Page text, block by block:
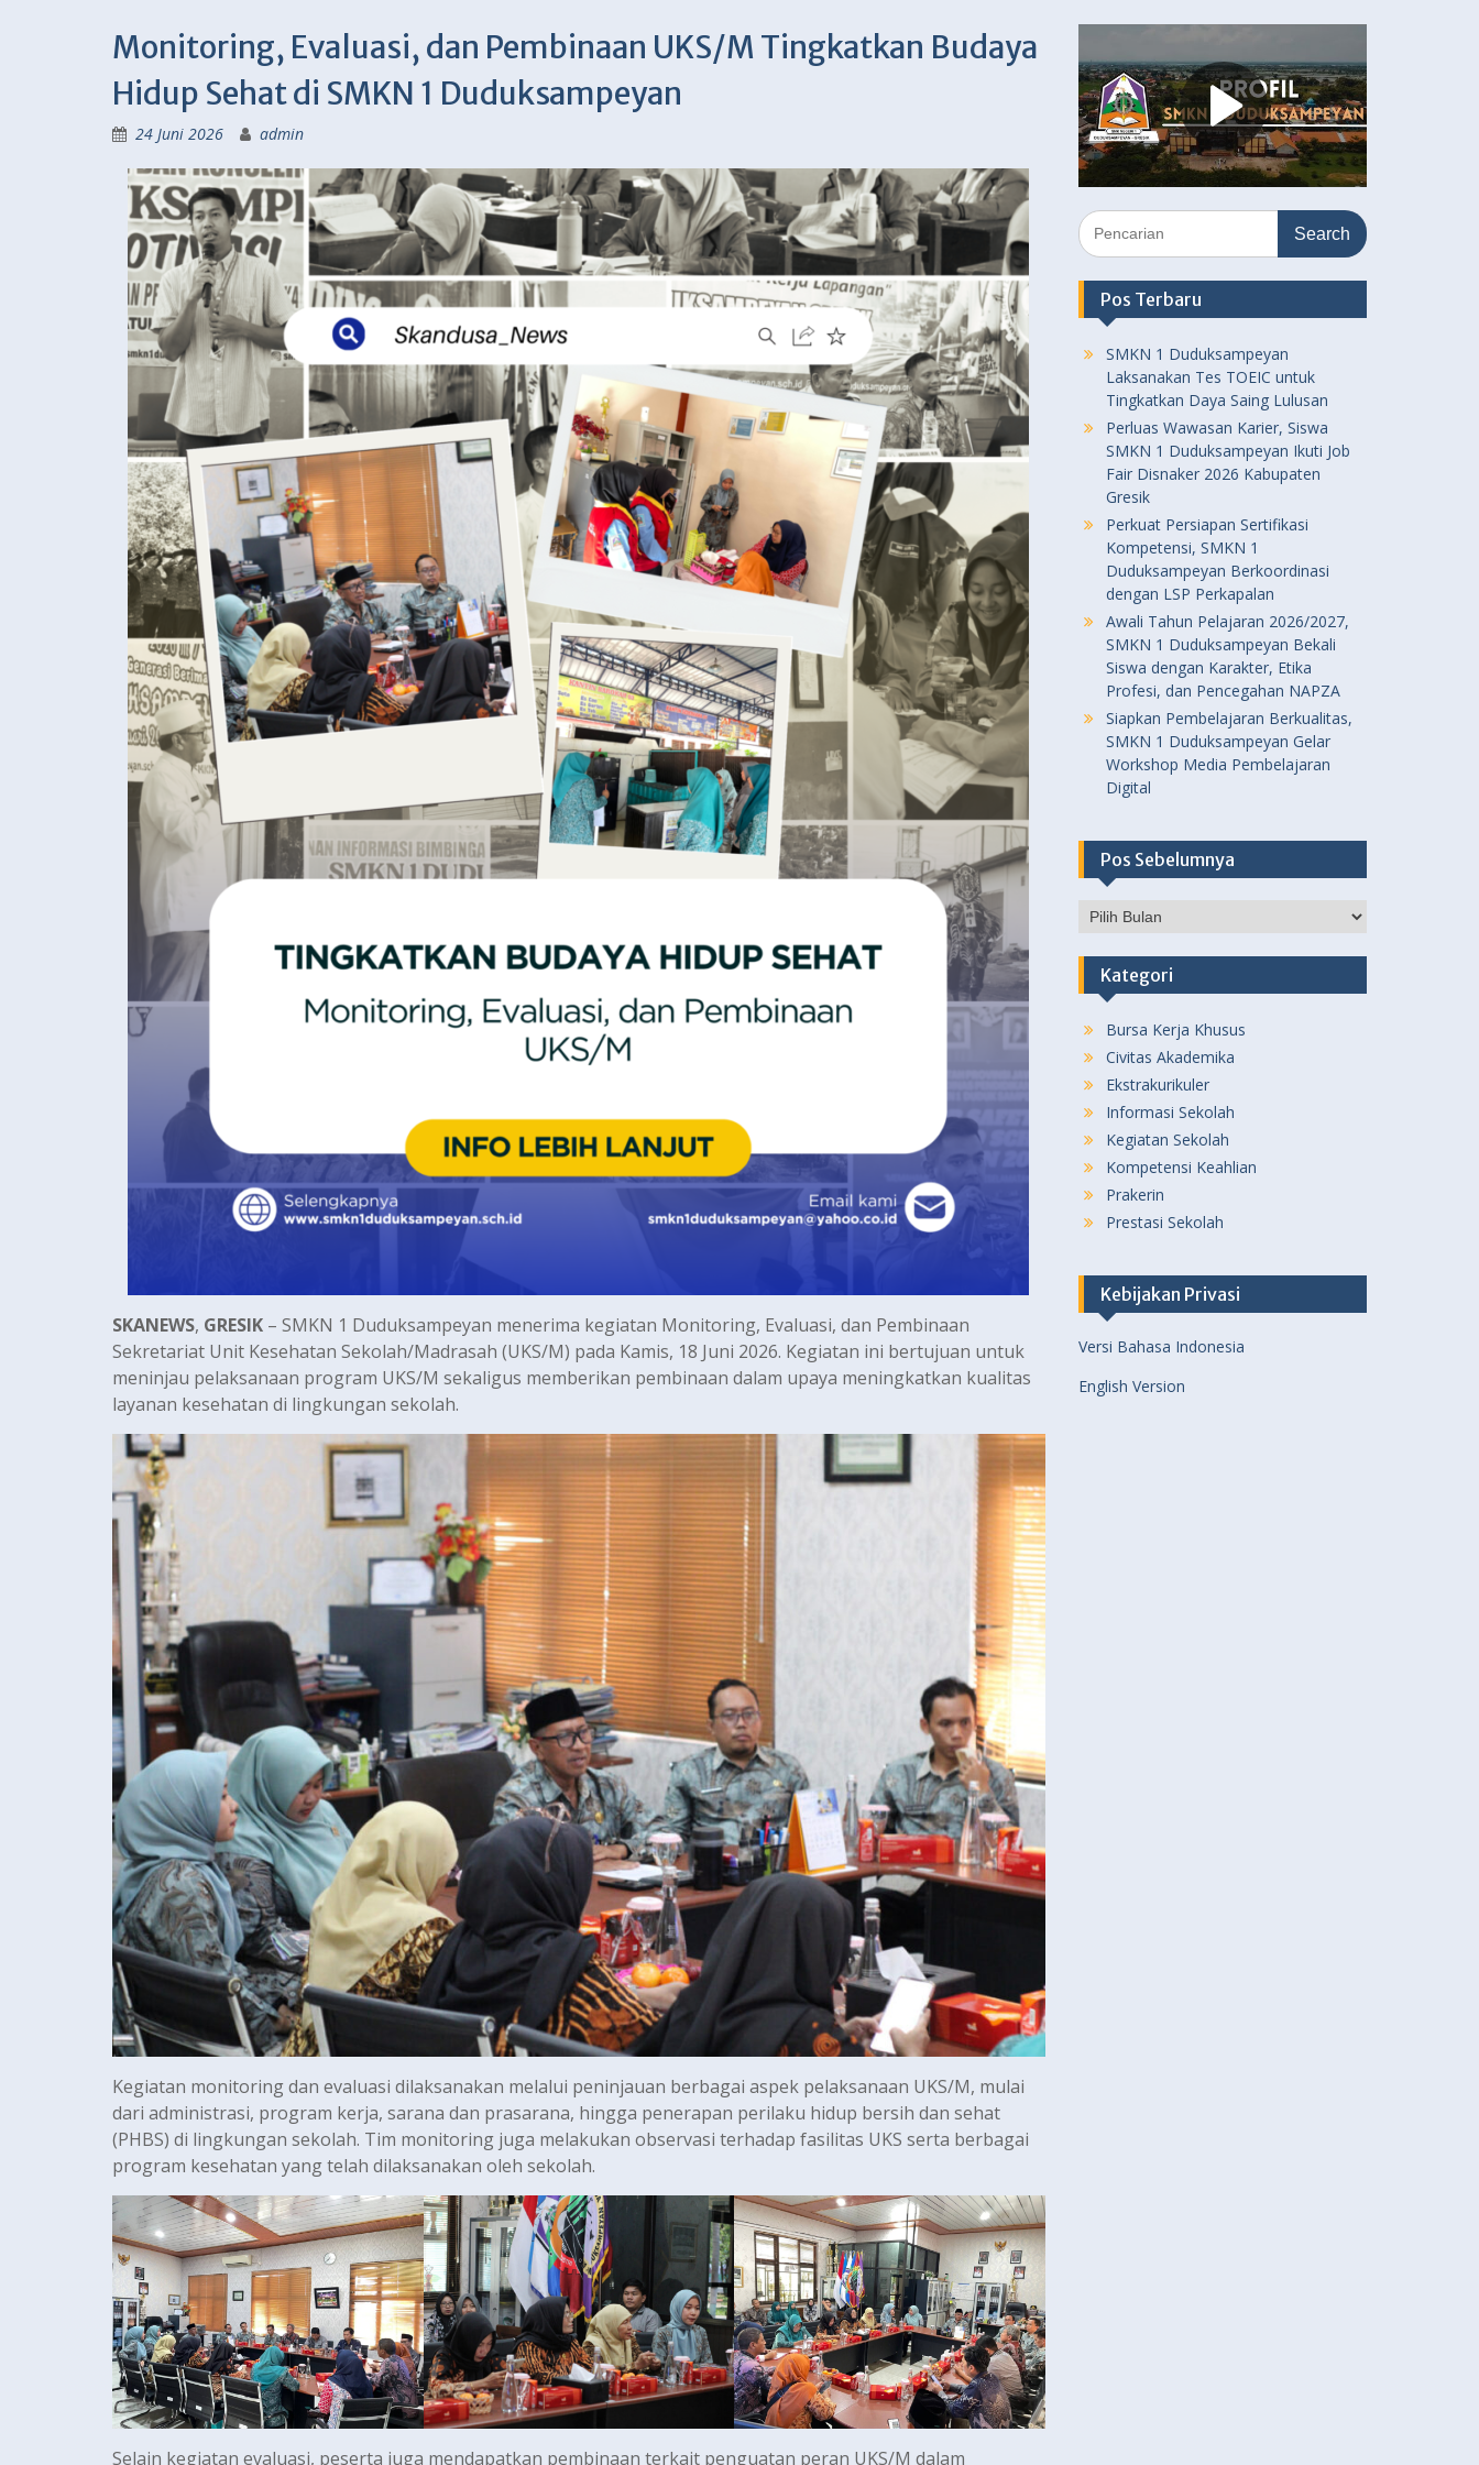
Monitoring, Evaluasi, dan Pembinaan UKS/M Tingkatkan Budaya
Hidup Sehat di SMKN 1 Duduksampeyan
24 Juni 2026 admin
SKANEWS, GRESIK – SMKN 1 Duduksampeyan menerima kegiatan Monitoring, Evaluasi, dan Pembinaan
Sekretariat Unit Kesehatan Sekolah/Madrasah (UKS/M) pada Kamis, 18 Juni 2026. Kegiatan ini bertujuan untuk
meninjau pelaksanaan program UKS/M sekaligus memberikan pembinaan dalam upaya meningkatkan kualitas
layanan kesehatan di lingkungan sekolah.
Kegiatan monitoring dan evaluasi dilaksanakan melalui peninjauan berbagai aspek pelaksanaan UKS/M, mulai
dari administrasi, program kerja, sarana dan prasarana, hingga penerapan perilaku hidup bersih dan sehat
(PHBS) di lingkungan sekolah. Tim monitoring juga melakukan observasi terhadap fasilitas UKS serta berbagai
program kesehatan yang telah dilaksanakan oleh sekolah.
Selain kegiatan evaluasi, peserta juga mendapatkan pembinaan terkait penguatan peran UKS/M dalam
Search
for:
Pos Terbaru
SMKN 1 Duduksampeyan
Laksanakan Tes TOEIC untuk
Tingkatkan Daya Saing Lulusan
Perluas Wawasan Karier, Siswa
SMKN 1 Duduksampeyan Ikuti Job
Fair Disnaker 2026 Kabupaten
Gresik
Perkuat Persiapan Sertifikasi
Kompetensi, SMKN 1
Duduksampeyan Berkoordinasi
dengan LSP Perkapalan
Awali Tahun Pelajaran 2026/2027,
SMKN 1 Duduksampeyan Bekali
Siswa dengan Karakter, Etika
Profesi, dan Pencegahan NAPZA
Siapkan Pembelajaran Berkualitas,
SMKN 1 Duduksampeyan Gelar
Workshop Media Pembelajaran
Digital
Pos Sebelumnya
Pos
Kategori
Bursa Kerja Khusus
Civitas Akademika
Ekstrakurikuler
Informasi Sekolah
Kegiatan Sekolah
Kompetensi Keahlian
Prakerin
Prestasi Sekolah
Kebijakan Privasi
Versi Bahasa Indonesia
English Version